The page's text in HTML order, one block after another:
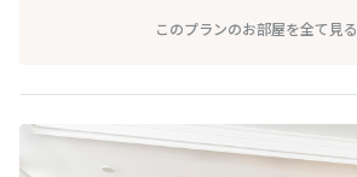
このプランのお部屋を全て見る